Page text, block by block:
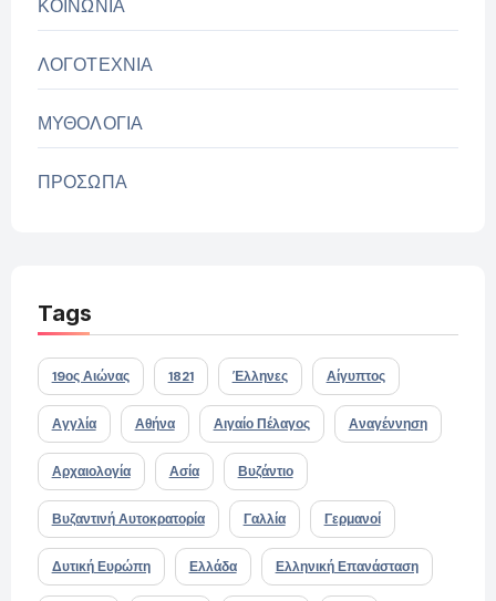
ΚΟΙΝΩΝΙΑ
ΛΟΓΟΤΕΧΝΙΑ
ΜΥΘΟΛΟΓΙΑ
ΠΡΟΣΩΠΑ
Tags
19ος Αιώνας 1821 Έλληνες Αίγυπτος
Αγγλία Αθήνα Αιγαίο Πέλαγος Αναγέννηση
Αρχαιολογία Ασία Βυζάντιο
Βυζαντινή Αυτοκρατορία Γαλλία Γερμανοί
Δυτική Ευρώπη Ελλάδα Ελληνική Επανάσταση